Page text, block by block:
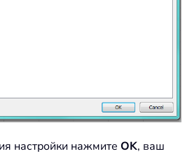
настройки нажмите OK, ваш